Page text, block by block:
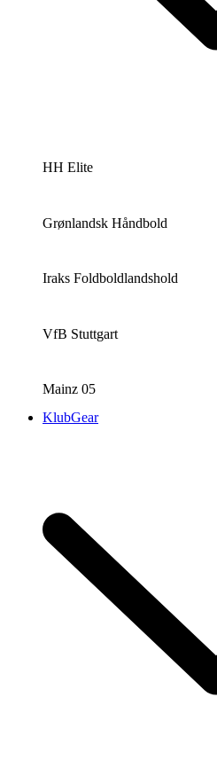
HH Elite
Grønlandsk Håndbold
Iraks Foldboldlandshold
VfB Stuttgart
Mainz 05
KlubGear